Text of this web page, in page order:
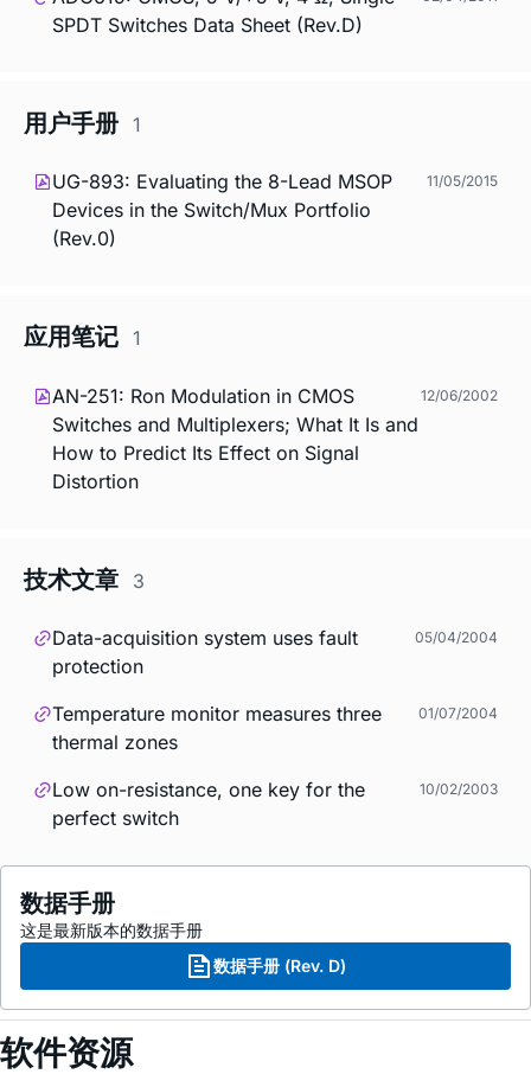
SPDT Switches Data Sheet (Rev.D)
用户手册 1
UG-893: Evaluating the 8-Lead MSOP
Devices in the Switch/Mux Portfolio
(Rev.0)
11/05/2015
应用笔记 1
AN-251: Ron Modulation in CMOS
Switches and Multiplexers; What It Is and
How to Predict Its Effect on Signal
Distortion
12/06/2002
技术文章 3
Data-acquisition system uses fault
protection
05/04/2004
Temperature monitor measures three
thermal zones
01/07/2004
Low on-resistance, one key for the
perfect switch
10/02/2003
数据手册
这是最新版本的数据手册
数据手册 (Rev. D)
软件资源